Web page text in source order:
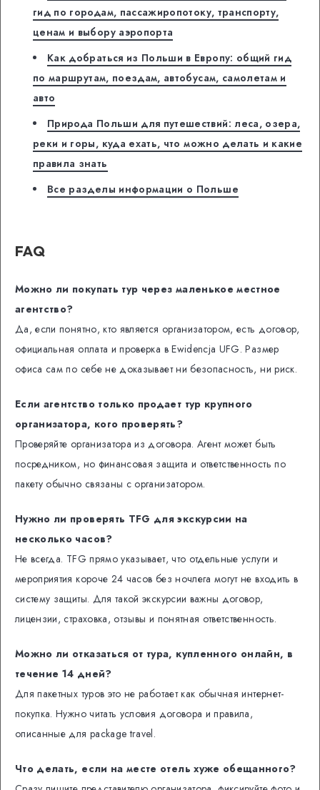
гид по городам, пассажиропотоку, транспорту,
ценам и выбору аэропорта
Как добраться из Польши в Европу: общий гид
по маршрутам, поездам, автобусам, самолетам и
авто
Природа Польши для путешествий: леса, озера,
реки и горы, куда ехать, что можно делать и какие
правила знать
Все разделы информации о Польше
FAQ
Можно ли покупать тур через маленькое местное
агентство?
Да, если понятно, кто является организатором, есть договор,
официальная оплата и проверка в Ewidencja UFG. Размер
офиса сам по себе не доказывает ни безопасность, ни риск.
Если агентство только продает тур крупного
организатора, кого проверять?
Проверяйте организатора из договора. Агент может быть
посредником, но финансовая защита и ответственность по
пакету обычно связаны с организатором.
Нужно ли проверять TFG для экскурсии на
несколько часов?
Не всегда. TFG прямо указывает, что отдельные услуги и
мероприятия короче 24 часов без ночлега могут не входить в
систему защиты. Для такой экскурсии важны договор,
лицензии, страховка, отзывы и понятная ответственность.
Можно ли отказаться от тура, купленного онлайн, в
течение 14 дней?
Для пакетных туров это не работает как обычная интернет-
покупка. Нужно читать условия договора и правила,
описанные для package travel.
Что делать, если на месте отель хуже обещанного?